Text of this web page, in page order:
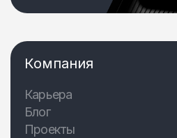
Компания
Карьера
Блог
Проекты